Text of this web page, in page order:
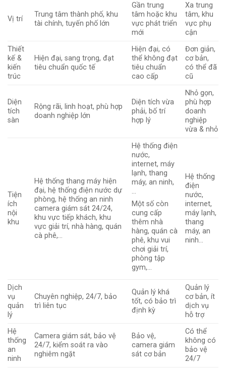
Vị trí
Trung tâm thành phố, khu
tài chính, tuyến phố lớn
Gần trung
tâm hoặc khu
vực phát triển
mới
Xa trung
tâm, khu
vực phụ
cận
Thiết
kế &
kiến
trúc
Hiện đại, sang trọng, đạt
tiêu chuẩn quốc tế
Hiện đại, có
thể không đạt
tiêu chuẩn
cao cấp
Đơn giản,
cơ bản,
có thể đã
cũ
Diện
tích
sàn
Rộng rãi, linh hoạt, phù hợp
doanh nghiệp lớn
Diện tích vừa
phải, bố trí
hợp lý
Nhỏ gọn,
phù hợp
doanh
nghiệp
vừa & nhỏ
Tiện
ích
nội
khu
Hệ thống thang máy hiện
đại, hệ thống điện nước dự
phòng, hệ thống an ninh
camera giám sát 24/24,
khu vực tiếp khách, khu
vực giải trí, nhà hàng, quán
cà phê,…
Hệ thống điện
nước,
internet, máy
lạnh, thang
máy, an ninh,
…
Một số còn
cung cấp
thêm nhà
hàng, quán cà
phê, khu vui
chơi giải trí,
phòng tập
gym,…
Hệ thống
điện
nước,
internet,
máy lạnh,
thang
máy, an
ninh…
Dịch
vụ
quản
lý
Chuyên nghiệp, 24/7, bảo
trì liên tục
Quản lý khá
tốt, có bảo trì
định kỳ
Quản lý
cơ bản, ít
dịch vụ
hỗ trợ
Hệ
thống
an
ninh
Camera giám sát, bảo vệ
24/7, kiểm soát ra vào
nghiêm ngặt
Bảo vệ,
camera giám
sát cơ bản
Có thể
không có
bảo vệ
24/7